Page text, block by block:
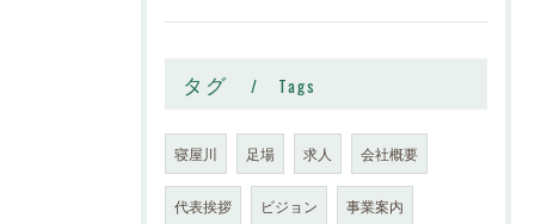
タグ Tags
寝屋川 足場 求人 会社概要
代表挨拶 ビジョン 事業案内